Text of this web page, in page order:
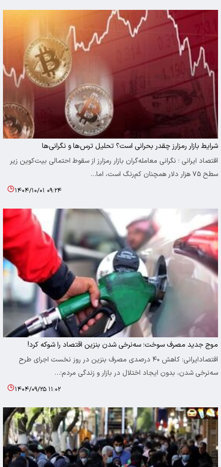
شرایط بازار رمزارز چقدر بحرانی است؟ تحلیل ترس‌ها و نگرانی‌ها
اقتصاد ایرانی ؛ نگرانی معامله‌گران بازار رمزارز از سقوط احتمالی بیت‌کوین زیر
سطح ۷۵ هزار دلار همچنان کم‌رنگ است، اما…
۱۴۰۴/۱۰/۰۱ ۰۹:۲۴
موج جدید مصرف سوخت؛ سه‌نرخی شدن بنزین اقتصاد را شوکه کرد!
اقتصادایرانی: کاهش ۴۰ درصدی مصرف بنزین در روز نخست اجرای طرح
سه‌نرخی شدن، بدون ایجاد اختلال در بازار و زندگی مردم؛…
۱۴۰۴/۰۹/۲۵ ۱۱:۰۲